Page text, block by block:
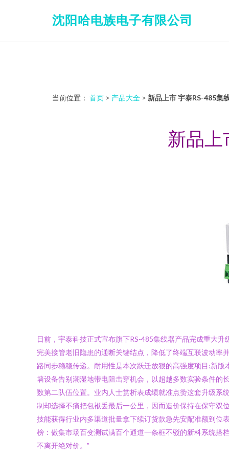
沈阳哈电族电子有限公司
当前位置： 首页 > 产品大全 > 新品上市 宇泰RS-485集
新品上
日前，宇泰科技正式宣布旗下RS-485集线器产品完成重大
完美接管老旧隐患的通断关键结点，降低了终端互联波动
路同步稳稳传递。耐用性是本次跃迁放狠的高强度项目:新
墙设备告别潮湿地带电阻击穿机会，以超越多数实验条件的
数第二队伍位置。业内人士赏析表成绩就准点赞这套升级系
制却选择不痛把包袱丢最后一公里，因而造价保持在保守
技能获得行业内多渠道批量拿下续订货款急先安配准额到位
榜：做集市场百变测试满百个通道一条框不驳的新科系统搭
不离开绝对价。”